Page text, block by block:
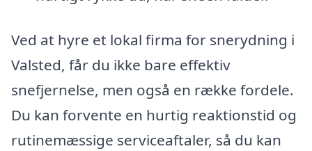
Ved at hyre et lokal firma for snerydning i
Valsted, får du ikke bare effektiv
snefjernelse, men også en række fordele.
Du kan forvente en hurtig reaktionstid og
rutinemæssige serviceaftaler, så du kan